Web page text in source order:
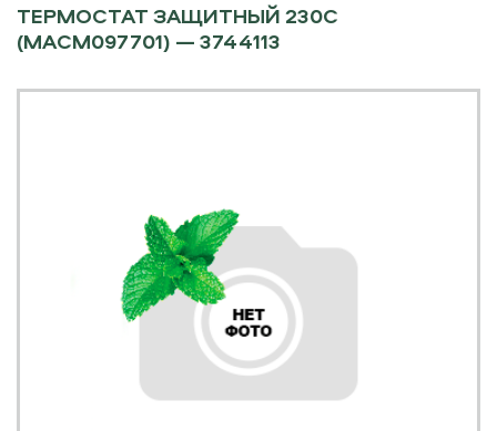
ТЕРМОСТАТ ЗАЩИТНЫЙ 230С
(MACM097701) — 3744113